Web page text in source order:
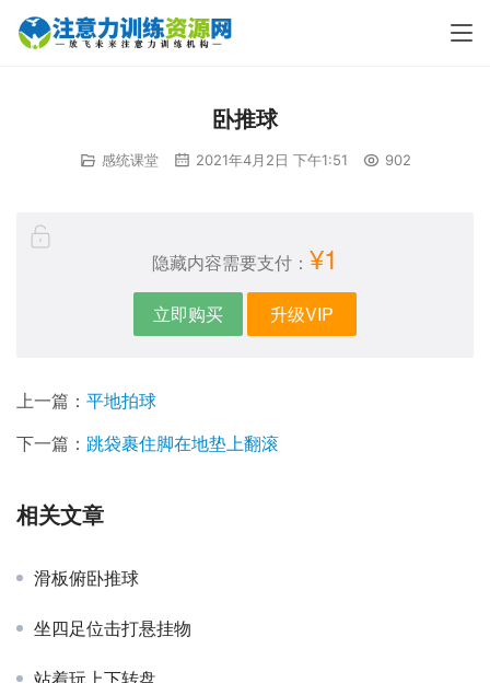
卧推球
感统课堂 2021年4月2日 下午1:51 902
隐藏内容需要支付： ¥1
立即购买 升级VIP
上一篇： 平地拍球
下一篇： 跳袋裹住脚在地垫上翻滚
相关文章
滑板俯卧推球
坐四足位击打悬挂物